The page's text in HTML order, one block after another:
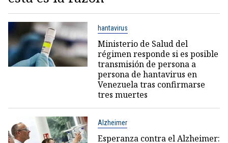
hantavirus
Ministerio de Salud del
régimen responde si es posible
transmisión de persona a
persona de hantavirus en
Venezuela tras confirmarse
tres muertes
Alzheimer
Esperanza contra el Alzheimer: